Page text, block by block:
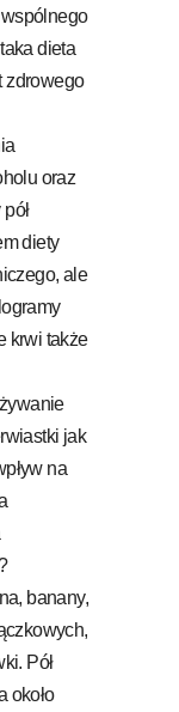
dieta
zdrowego
oraz
diety
ale
krwi także
jak
na
banany,
Pół
około